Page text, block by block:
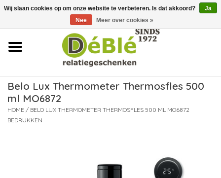
Over ons
Contact
Nieuws
Leveringsvoorwaarden
Belo Lux Thermometer Thermosfles 500
ml MO6872
HOME / BELO LUX THERMOMETER THERMOSFLES 500 ML MO6872
BEDRUKKEN
Wij slaan cookies op om onze website te verbeteren. Is dat akkoord?
Ja
Nee
Meer over cookies »